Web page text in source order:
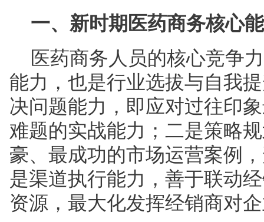
一、新时期医药商务核心
医药商务人员的核心竞争
能力，也是行业选拔与自我
决问题能力，即应对过往印
难题的实战能力；二是策略
豪、最成功的市场运营案例
是渠道执行能力，善于联动
资源，最大化发挥经销商对